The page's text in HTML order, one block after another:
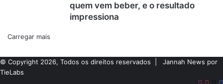
quem vem beber, e o resultado
impressiona
Carregar mais
© Copyright 2026, Todos os direitos reservados |
Jannah News por
TieLabs